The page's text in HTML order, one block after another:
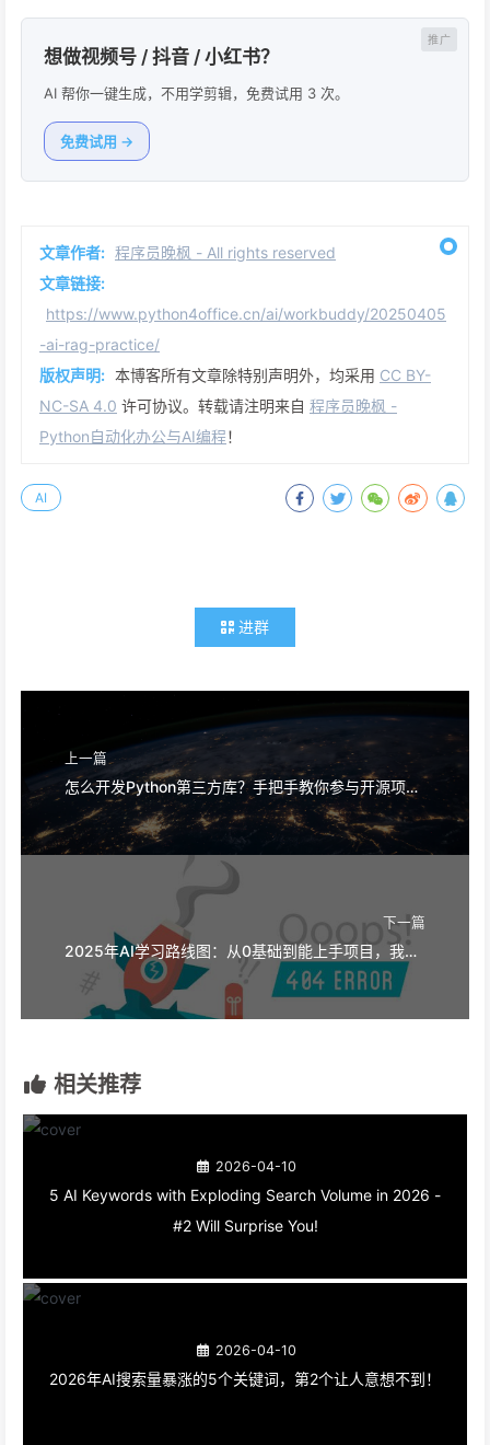
想做视频号 / 抖音 / 小红书？
AI 帮你一键生成，不用学剪辑，免费试用 3 次。
免费试用 →
文章作者: 程序员晚枫 - All rights reserved
文章链接:
https://www.python4office.cn/ai/workbuddy/20250405
-ai-rag-practice/
版权声明: 本博客所有文章除特别声明外，均采用 CC BY-
NC-SA 4.0 许可协议。转载请注明来自 程序员晚枫 -
Python自动化办公与AI编程！
AI
进群
上一篇
怎么开发Python第三方库？手把手教你参与开源项目！
下一篇
2025年AI学习路线图：从0基础到能上手项目，我花了3年踩出的路径
相关推荐
2026-04-10
5 AI Keywords with Exploding Search Volume in 2026 -
#2 Will Surprise You!
2026-04-10
2026年AI搜索量暴涨的5个关键词，第2个让人意想不到！